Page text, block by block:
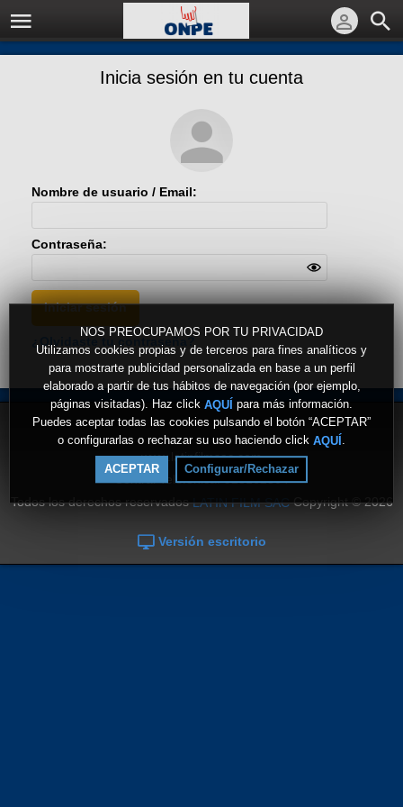
NOS PREOCUPAMOS POR TU PRIVACIDAD
Utilizamos cookies propias y de terceros para fines analíticos y
para mostrarte publicidad personalizada en base a un perfil
elaborado a partir de tus hábitos de navegación (por ejemplo,
páginas visitadas). Haz click AQUÍ para más información.
Puedes aceptar todas las cookies pulsando el botón “ACEPTAR”
o configurarlas o rechazar su uso haciendo click AQUÍ .
ACEPTAR Configurar/Rechazar
Inicia sesión en tu cuenta
Nombre de usuario / Email:
Contraseña:
Iniciar sesión
www.latinfilmsac.com
Central Telefónica: 928162304
Todos los derechos reservadosLATIN FILM SACCopyright © 2026
Versión escritorio